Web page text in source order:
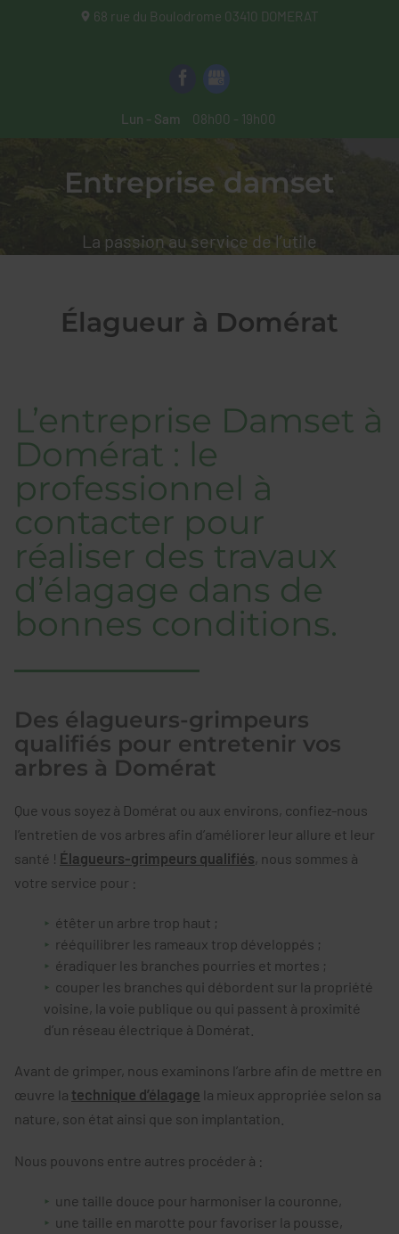
Entreprise damset
La passion au service de l’utile
68 rue du Boulodrome 03410 DOMERAT
Lun - Sam 08h00 - 19h00
Élagueur à Domérat
L’entreprise Damset à
Domérat : le
professionnel à
contacter pour
réaliser des travaux
d’élagage dans de
bonnes conditions.
Des élagueurs-grimpeurs
qualifiés pour entretenir vos
arbres à Domérat
Que vous soyez à Domérat ou aux environs, confiez-nous
l’entretien de vos arbres afin d’améliorer leur allure et leur
santé ! Élagueurs-grimpeurs qualifiés, nous sommes à
votre service pour :
étêter un arbre trop haut ;
rééquilibrer les rameaux trop développés ;
éradiquer les branches pourries et mortes ;
couper les branches qui débordent sur la propriété
voisine, la voie publique ou qui passent à proximité
d’un réseau électrique à Domérat.
Avant de grimper, nous examinons l’arbre afin de mettre en
œuvre la technique d’élagage la mieux appropriée selon sa
nature, son état ainsi que son implantation.
Nous pouvons entre autres procéder à :
une taille douce pour harmoniser la couronne,
une taille en marotte pour favoriser la pousse,